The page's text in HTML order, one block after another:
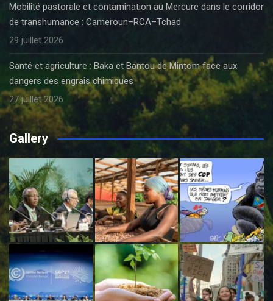
Mobilité pastorale et contamination au Mercure dans le corridor
de transhumance : Cameroun–RCA–Tchad
29 juillet 2026
Santé et agriculture : Baka et Bantou de Mintom face aux
dangers des engrais chimiques
27 juillet 2026
Gallery